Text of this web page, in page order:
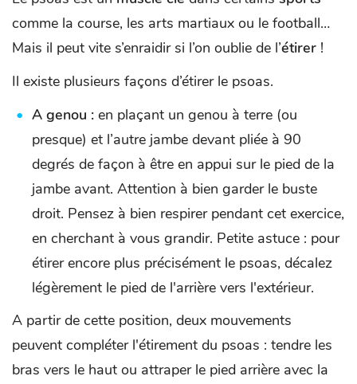
comme la course, les arts martiaux ou le football…
Mais il peut vite s’enraidir si l’on oublie de l’étirer !
Il existe plusieurs façons d’étirer le psoas.
A genou : en plaçant un genou à terre (ou
presque) et l’autre jambe devant pliée à 90
degrés de façon à être en appui sur le pied de la
jambe avant. Attention à bien garder le buste
droit. Pensez à bien respirer pendant cet exercice,
en cherchant à vous grandir. Petite astuce : pour
étirer encore plus précisément le psoas, décalez
légèrement le pied de l'arrière vers l'extérieur.
A partir de cette position, deux mouvements
peuvent compléter l'étirement du psoas : tendre les
bras vers le haut ou attraper le pied arrière avec la